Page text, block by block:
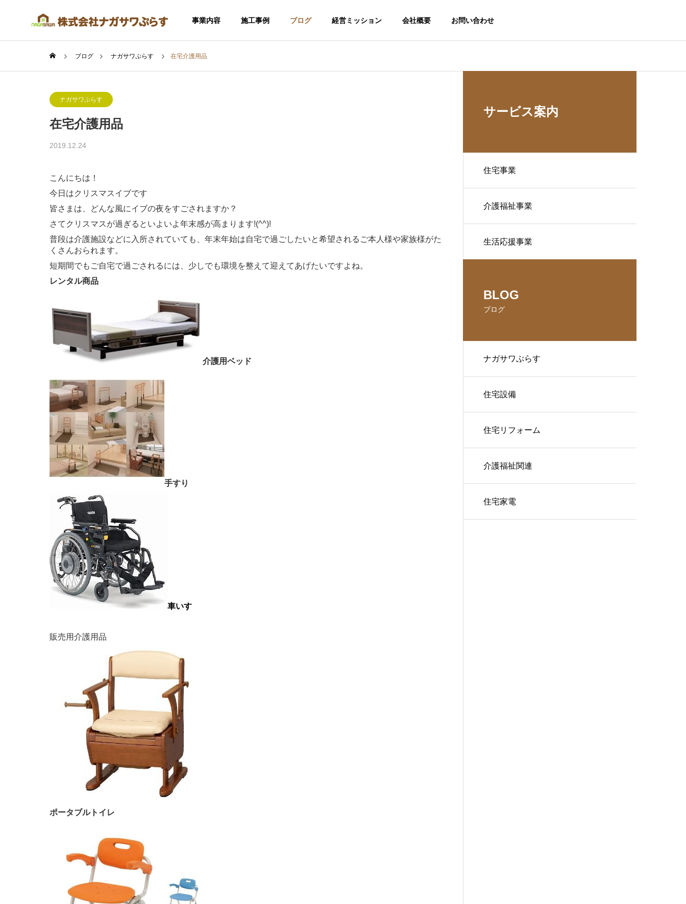
事業内容 施工事例 ブログ 経営ミッション 会社概要 お問い合わせ
事業内容
住宅事業
ブログ ナガサワぷらす 在宅介護用品
ナガサワぷらす
在宅介護用品
2019.12.24
こんにちは！
今日はクリスマスイブです
皆さまは、どんな風にイブの夜をすごされますか？
さてクリスマスが過ぎるといよいよ年末感が高まります!(^^)!
普段は介護施設などに入所されていても、年末年始は自宅で過ごしたいと希望されるご本人様や家族様がた
くさんおられます。
短期間でもご自宅で過ごされるには、少しでも環境を整えて迎えてあげたいですよね。
レンタル商品
介護用ベッド
手すり
車いす
販売用介護用品
ポータブルトイレ
サービス案内
住宅事業
介護福祉事業
生活応援事業
BLOG
ブログ
ナガサワぷらす
住宅設備
住宅リフォーム
介護福祉関連
住宅家電